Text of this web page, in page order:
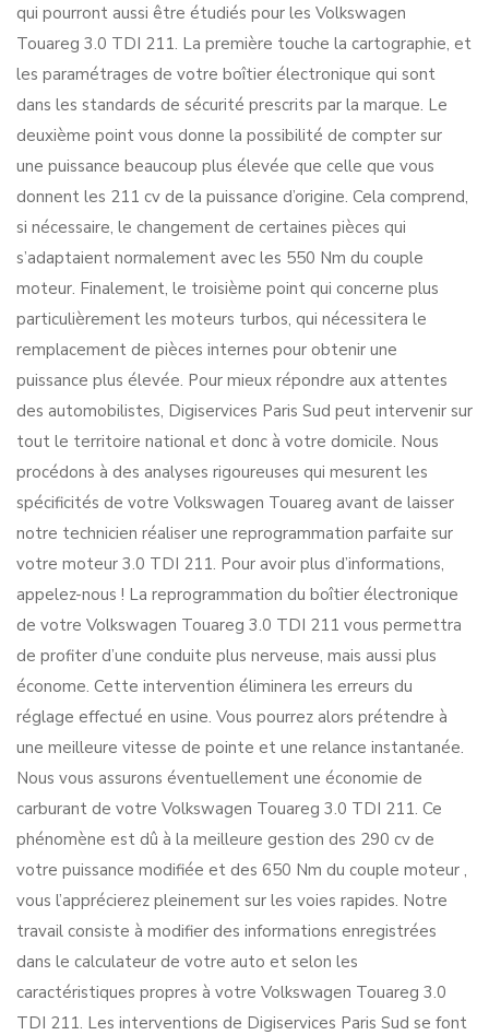
qui pourront aussi être étudiés pour les Volkswagen
Touareg 3.0 TDI 211. La première touche la cartographie, et
les paramétrages de votre boîtier électronique qui sont
dans les standards de sécurité prescrits par la marque. Le
deuxième point vous donne la possibilité de compter sur
une puissance beaucoup plus élevée que celle que vous
donnent les 211 cv de la puissance d’origine. Cela comprend,
si nécessaire, le changement de certaines pièces qui
s’adaptaient normalement avec les 550 Nm du couple
moteur. Finalement, le troisième point qui concerne plus
particulièrement les moteurs turbos, qui nécessitera le
remplacement de pièces internes pour obtenir une
puissance plus élevée. Pour mieux répondre aux attentes
des automobilistes, Digiservices Paris Sud peut intervenir sur
tout le territoire national et donc à votre domicile. Nous
procédons à des analyses rigoureuses qui mesurent les
spécificités de votre Volkswagen Touareg avant de laisser
notre technicien réaliser une reprogrammation parfaite sur
votre moteur 3.0 TDI 211. Pour avoir plus d’informations,
appelez-nous ! La reprogrammation du boîtier électronique
de votre Volkswagen Touareg 3.0 TDI 211 vous permettra
de profiter d’une conduite plus nerveuse, mais aussi plus
économe. Cette intervention éliminera les erreurs du
réglage effectué en usine. Vous pourrez alors prétendre à
une meilleure vitesse de pointe et une relance instantanée.
Nous vous assurons éventuellement une économie de
carburant de votre Volkswagen Touareg 3.0 TDI 211. Ce
phénomène est dû à la meilleure gestion des 290 cv de
votre puissance modifiée et des 650 Nm du couple moteur ,
vous l’apprécierez pleinement sur les voies rapides. Notre
travail consiste à modifier des informations enregistrées
dans le calculateur de votre auto et selon les
caractéristiques propres à votre Volkswagen Touareg 3.0
TDI 211. Les interventions de Digiservices Paris Sud se font